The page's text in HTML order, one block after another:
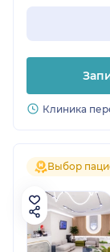
Клиника
Выбор